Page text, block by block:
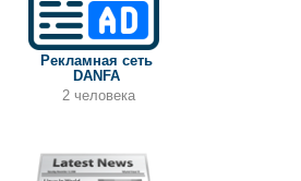
Рекламная сеть
DANFA
2 человека